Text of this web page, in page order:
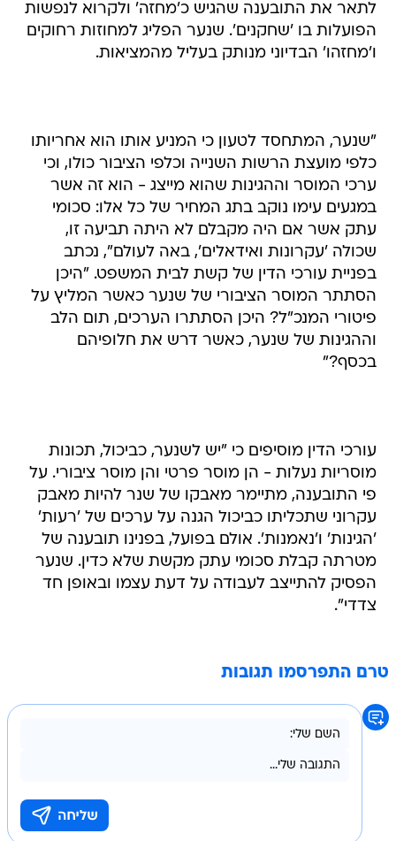
לתאר את התובענה שהגיש כ'מחזה' ולקרוא לנפשות
הפועלות בו 'שחקנים'. שנער הפליג למחוזות רחוקים
ו'מחזהו' הבדיוני מנותק בעליל מהמציאות.
"שנער, המתחסד לטעון כי המניע אותו הוא אחריותו
כלפי מועצת הרשות השנייה וכלפי הציבור כולו, וכי
ערכי המוסר וההגינות שהוא מייצג - הוא זה אשר
במגעים עימו נוקב בתג המחיר של כל אלו: סכומי
עתק אשר אם היה מקבלם לא היתה תביעה זו,
שכולה 'עקרונות ואידאלים', באה לעולם", נכתב
בפניית עורכי הדין של קשת לבית המשפט. "היכן
הסתתר המוסר הציבורי של שנער כאשר המליץ על
פיטורי המנכ"ל? היכן הסתתרו הערכים, תום הלב
וההגינות של שנער, כאשר דרש את חלופיהם
בכסף?"
עורכי הדין מוסיפים כי "יש לשנער, כביכול, תכונות
מוסריות נעלות - הן מוסר פרטי והן מוסר ציבורי. על
פי התובענה, מתיימר מאבקו של שנר להיות מאבק
עקרוני שתכליתו כביכול הגנה על ערכים של 'רעות'
'הגינות' ו'נאמנות'. אולם בפועל, בפנינו תובענה של
מטרתה קבלת סכומי עתק מקשת שלא כדין. שנער
הפסיק להתייצב לעבודה על דעת עצמו ובאופן חד
צדדי".
טרם התפרסמו תגובות